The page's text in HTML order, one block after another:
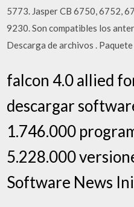
5773. Jasper CB 6750, 6752,
9230. Son compatibles los
Descarga de archivos .
falcon 4.0 allied
descargar
1.746.000
5.228.000
Software News